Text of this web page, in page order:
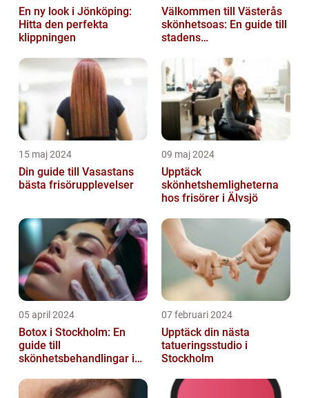
En ny look i Jönköping:
Hitta den perfekta
klippningen
Välkommen till Västerås
skönhetsoas: En guide till
stadens
15 maj 2024
Din guide till Vasastans
bästa frisörupplevelser
09 maj 2024
Upptäck
skönhetshemligheterna
hos frisörer i Älvsjö
05 april 2024
Botox i Stockholm: En
guide till
skönhetsbehandlingar i
07 februari 2024
Upptäck din nästa
tatueringsstudio i
Stockholm